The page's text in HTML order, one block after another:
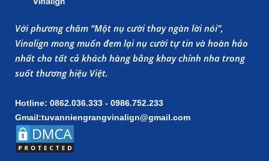
Với phương châm “Một nụ cười thay ngàn lời nói”,
Vinalign mong muốn đem lại nụ cười tự tin và hoàn hảo
nhất cho tất cả khách hàng bằng khay chỉnh nha trong
suốt thương hiệu Việt.
Hotline: 0862.036.333 - 0986.752.233
Gmail:tuvanniengrangvinalign@gmail.com